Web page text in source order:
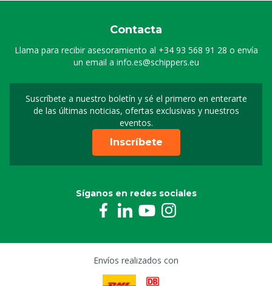
Cucharón plástico asa de atrás, 1500 g
1509900
M1502396
Cucharón polipropileno asa de atrás, 1000 g
M1509773
Contacta
Llama para recibir asesoramiento al +34 93 568 91 28 o envía
un email a info.es@schippers.eu
Suscríbete a nuestro boletín y sé el primero en enterarte
de las últimas noticias, ofertas exclusivas y nuestros
eventos.
Suscripción a nuestro
Inscríbete
Síganos en redes sociales
Envíos realizados con